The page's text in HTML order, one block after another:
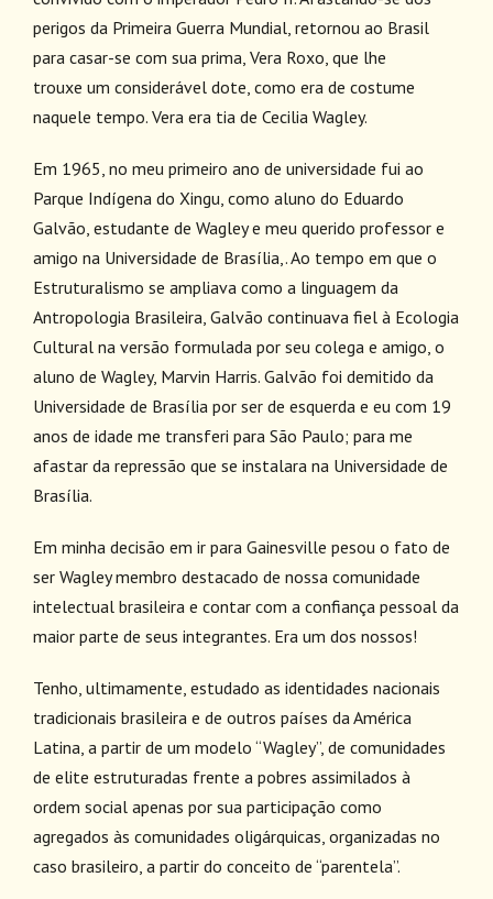
perigos da Primeira Guerra Mundial, retornou ao Brasil
para casar-se com sua prima, Vera Roxo, que lhe
trouxe um considerável dote, como era de costume
naquele tempo. Vera era tia de Cecilia Wagley.
Em 1965, no meu primeiro ano de universidade fui ao
Parque Indígena do Xingu, como aluno do Eduardo
Galvão, estudante de Wagley e meu querido professor e
amigo na Universidade de Brasília,. Ao tempo em que o
Estruturalismo se ampliava como a linguagem da
Antropologia Brasileira, Galvão continuava fiel à Ecologia
Cultural na versão formulada por seu colega e amigo, o
aluno de Wagley, Marvin Harris. Galvão foi demitido da
Universidade de Brasília por ser de esquerda e eu com 19
anos de idade me transferi para São Paulo; para me
afastar da repressão que se instalara na Universidade de
Brasília.
Em minha decisão em ir para Gainesville pesou o fato de
ser Wagley membro destacado de nossa comunidade
intelectual brasileira e contar com a confiança pessoal da
maior parte de seus integrantes. Era um dos nossos!
Tenho, ultimamente, estudado as identidades nacionais
tradicionais brasileira e de outros países da América
Latina, a partir de um modelo “Wagley”, de comunidades
de elite estruturadas frente a pobres assimilados à
ordem social apenas por sua participação como
agregados às comunidades oligárquicas, organizadas no
caso brasileiro, a partir do conceito de “parentela”.